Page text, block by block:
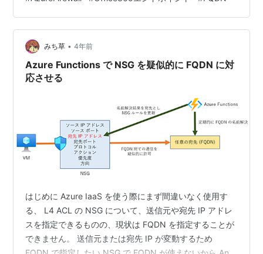
Microsoft Community Hub Office 365 エンドポイントは
複数のサービスとカテゴリに分割された数百の FQDN と
IP アドレスで構成されており、それぞれの特性に…
みち草 • 4年前
Azure Functions で NSG を疑似的に FQDN に対
応させる
はじめに Azure IaaS を使う際にまず間違いなく使用す
る、 L4 ACL の NSG について、送信元や宛先 IP アドレ
スを指定できるものの、現状は FQDN を指定することが
できません。 送信元または宛先 IP が変動するため